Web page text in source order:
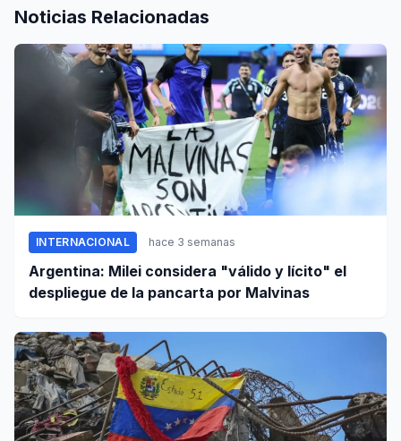
Noticias Relacionadas
INTERNACIONAL hace 3 semanas
Argentina: Milei considera "válido y lícito" el
despliegue de la pancarta por Malvinas